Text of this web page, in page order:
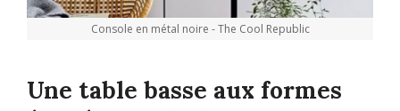
Console en métal noire - The Cool Republic
Une table basse aux formes